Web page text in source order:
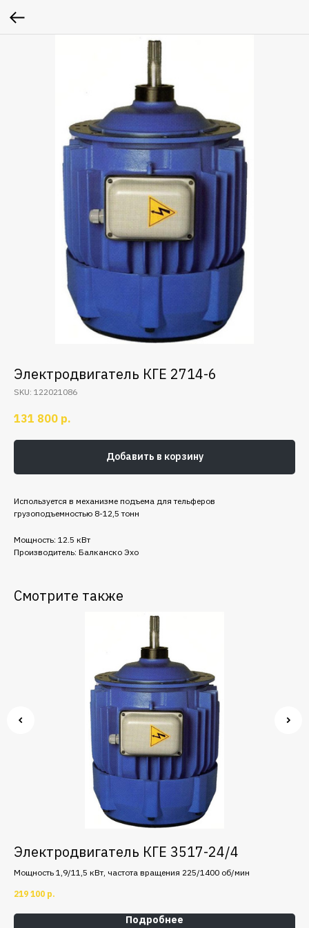
Электродвигатель КГЕ 2714-6
SKU: 122021086
131 800 р.
Добавить в корзину
Используется в механизме подъема для тельферов
грузоподъемностью 8-12,5 тонн
Мощность: 12.5 кВт
Производитель: Балканско Эхо
Смотрите также
Электродвигатель КГЕ 3517-24/4
Мощность 1,9/11,5 кВт, частота вращения 225/1400 об/мин
219 100 р.
Подробнее